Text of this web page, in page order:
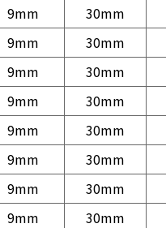
9mm 30mm
9mm 30mm
9mm 30mm
9mm 30mm
9mm 30mm
9mm 30mm
9mm 30mm
9mm 30mm